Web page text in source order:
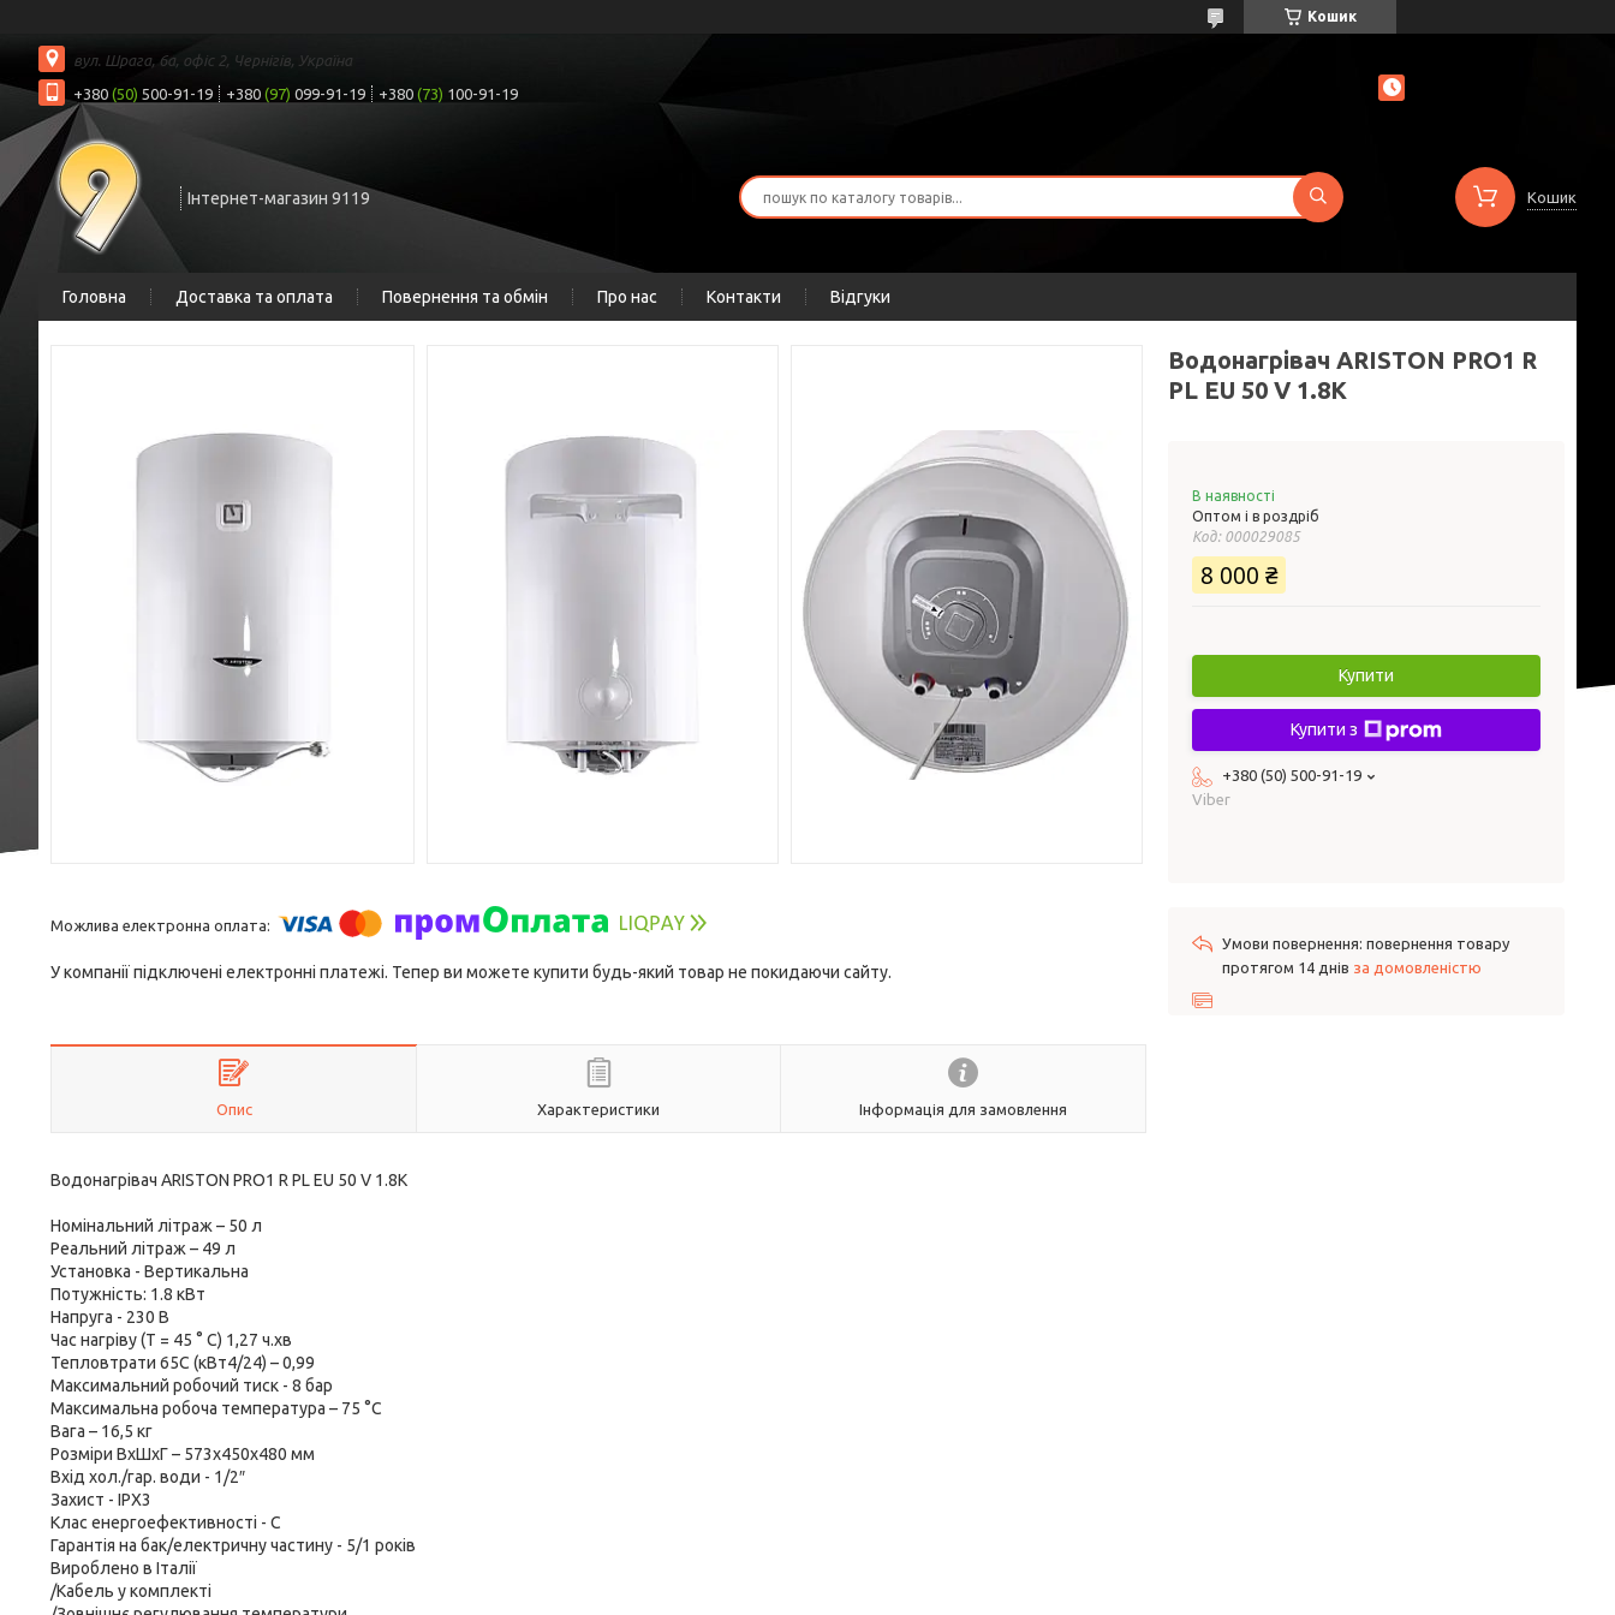
Кошик
вул. Шрага, 6а, офіс 2, Чернігів, Україна
+380 (50) 500-91-19 +380 (97) 099-91-19 +380 (73) 100-91-19
Інтернет-магазин 9119 Кошик
Головна Доставка та оплата Повернення та обмін Про нас Контакти Відгуки
У компанії підключені електронні платежі. Тепер ви можете купити будь-який товар не покидаючи сайту.
Опис Характеристики Інформація для замовлення
Водонагрівач ARISTON PRO1 R PL EU 50 V 1.8K
Номінальний літраж – 50 л
Реальний літраж – 49 л
Установка - Вертикальна
Потужність: 1.8 кВт
Напруга - 230 В
Час нагріву (Т = 45 ° С) 1,27 ч.хв
Тепловтрати 65С (кВт4/24) – 0,99
Максимальний робочий тиск - 8 бар
Максимальна робоча температура – 75 °С
Вага – 16,5 кг
Розміри ВхШхГ – 573х450х480 мм
Вхід хол./гар. води - 1/2″
Захист - IPX3
Клас енергоефективності - С
Гарантія на бак/електричну частину - 5/1 років
Вироблено в Італії
/Кабель у комплекті
Водонагрівач ARISTON PRO1 R
PL EU 50 V 1.8K
В наявності
Оптом і в роздріб
Код: 000029085
8 000 ₴
Купити
Купити з
+380 (50) 500-91-19
Viber
повернення товару
протягом 14 днів за домовленістю